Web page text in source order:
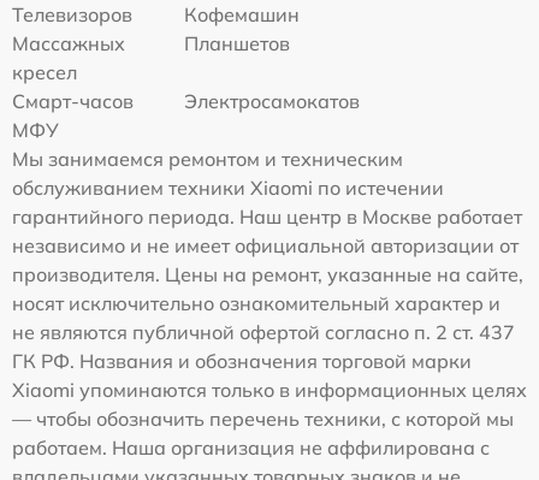
Телевизоров
Кофемашин
Массажных
кресел
Планшетов
Смарт-часов
Электросамокатов
МФУ
Мы занимаемся ремонтом и техническим
обслуживанием техники Xiaomi по истечении
гарантийного периода. Наш центр в Москве работает
независимо и не имеет официальной авторизации от
производителя. Цены на ремонт, указанные на сайте,
носят исключительно ознакомительный характер и
не являются публичной офертой согласно п. 2 ст. 437
ГК РФ. Названия и обозначения торговой марки
Xiaomi упоминаются только в информационных целях
— чтобы обозначить перечень техники, с которой мы
работаем. Наша организация не аффилирована с